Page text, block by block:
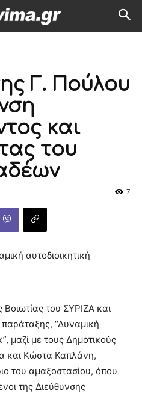
Γ. Πούλου
και
του
7
του ΣΥΡΙΖΑ και
“Δυναμική
μαζί με τους Δημοτικούς
και Κώστα Καπλάνη,
του αμαξοστασίου, όπου
της Διεύθυνσης